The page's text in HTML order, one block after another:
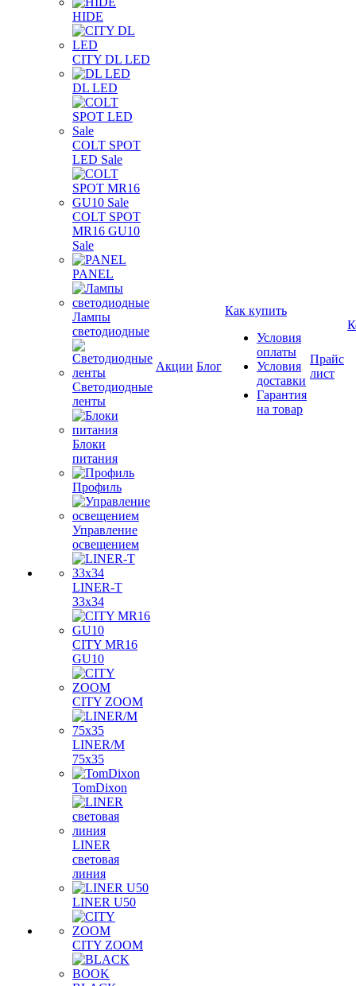
HIDE
CITY DL LED
DL LED
COLT SPOT
LED Sale
COLT SPOT
MR16 GU10
Sale
PANEL
Лампы
светодиодные
Светодиодные
ленты
Блоки
питания
Профиль
Управление
освещением
LINER-T
33x34
CITY MR16
GU10
CITY ZOOM
LINER/M
75х35
TomDixon
LINER
световая
линия
LINER U50
CITY ZOOM
Акции Блог
Как купить
Условия
оплаты
Условия
доставки
Гарантия
на товар
Прайс
лист